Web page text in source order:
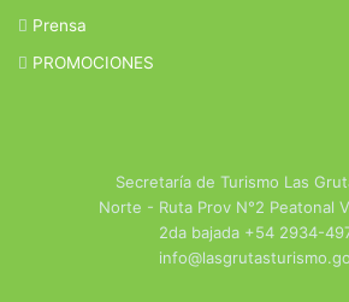
Prensa
PROMOCIONES
Secretaría de Turismo Las
Norte - Ruta Prov N°2 Peatonal
2da bajada +54 2934-